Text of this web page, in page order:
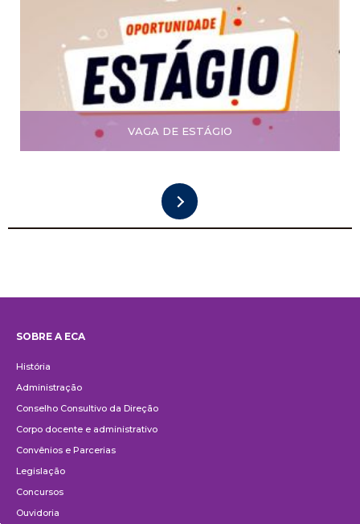
VAGA DE ESTÁGIO
SOBRE A ECA
História
Administração
Conselho Consultivo da Direção
Corpo docente e administrativo
Convênios e Parcerias
Legislação
Concursos
Ouvidoria